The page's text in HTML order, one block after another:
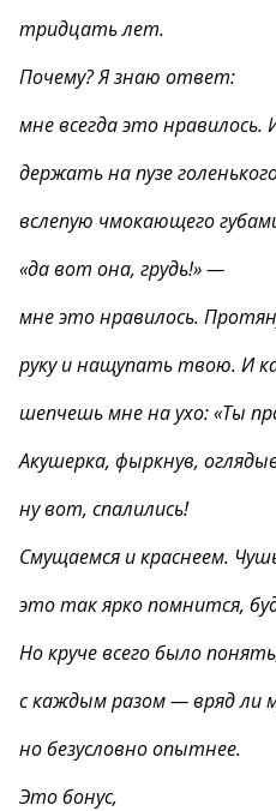
тридцать лет.
Почему? Я знаю ответ:
мне всегда это
держать на пузе
вслепую чмокающего
«да вот она, грудь!» —
мне это нравилось.
руку и нащупать твою. И
шепчешь мне на ухо: «Ты
Акушерка, фыркнув,
ну вот, спалились!
Смущаемся и краснеем.
это так ярко помнится,
Но круче всего было
с каждым разом — вряд ли
но безусловно опытнее.
Это бонус,